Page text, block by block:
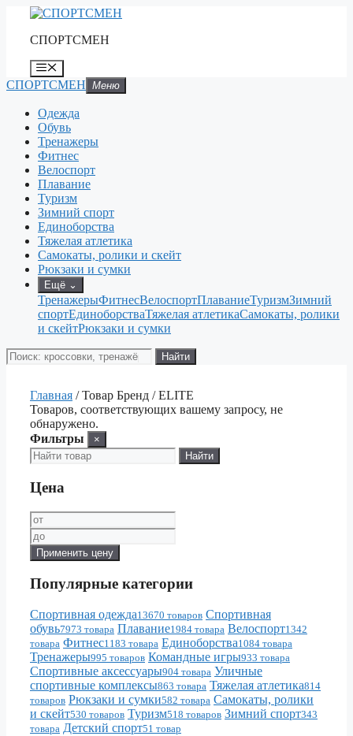
Перейти
содержимому
СПОРТСМЕН
Меню
СПОРТСМЕН Меню
Одежда
Обувь
Тренажеры
Фитнес
Велоспорт
Плавание
Туризм
Зимний спорт
Единоборства
Тяжелая атлетика
Самокаты, ролики и скейт
Рюкзаки и сумки
Ещё ⌄
ТренажерыФитнесВелоспортПлаваниеТуризмЗимний
спортЕдиноборстваТяжелая атлетикаСамокаты, ролики
и скейтРюкзаки и сумки
Поиск
товаров
Найти
Главная / Товар Бренд / ELITE
Товаров, соответствующих вашему запросу, не
обнаружено.
Фильтры
×
Найти
Цена
Применить цену
Популярные категории
Спортивная одежда13670 товаров Спортивная
обувь7973 товара Плавание1984 товара Велоспорт1342
товара Фитнес1183 товара Единоборства1084 товара
Тренажеры995 товаров Командные игры933 товара
Спортивные аксессуары904 товара Уличные
спортивные комплексы863 товара Тяжелая атлетика814
товаров Рюкзаки и сумки582 товара Самокаты, ролики
и скейт530 товаров Туризм518 товаров Зимний спорт343
товара Детский спорт51 товар